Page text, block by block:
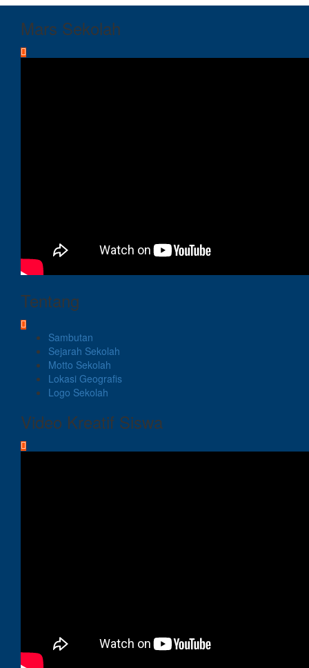
Mars Sekolah
Tentang
Sambutan
Sejarah Sekolah
Motto Sekolah
Lokasi Geografis
Logo Sekolah
Video Kreatif Siswa